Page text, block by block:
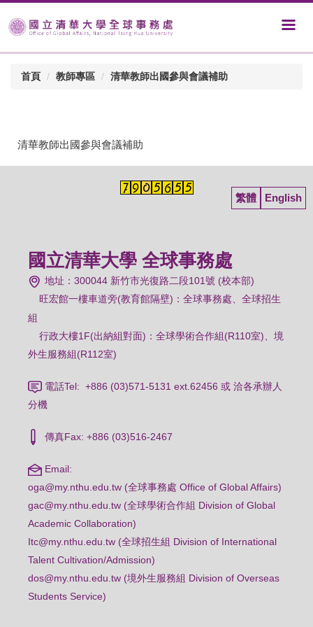
首頁 教師專區 清華教師出國參與會議補助
清華教師出國參與會議補助
繁體 English
國立清華大學 全球事務處
地址：300044 新竹市光復路二段101號 (校本部)
旺宏館一樓車道旁(教育館隔壁)：全球事務處、全球招生
組
行政大樓1F(出納組對面)：全球學術合作組(R110室)、境
外生服務組(R112室)
電話Tel: +886 (03)571-5131 ext.62456 或 洽各承辦人
分機
傳真Fax: +886 (03)516-2467
Email:
oga@my.nthu.edu.tw (全球事務處 Office of Global Affairs)
gac@my.nthu.edu.tw (全球學術合作組 Division of Global
Academic Collaboration)
Itc@my.nthu.edu.tw (全球招生組 Division of International
Talent Cultivation/Admission)
dos@my.nthu.edu.tw (境外生服務組 Division of Overseas
Students Service)